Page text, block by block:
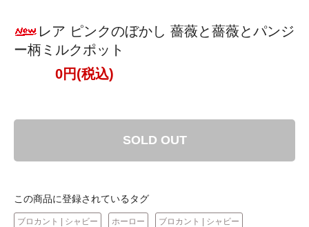
レア ピンクのぼかし 薔薇と薔薇とパンジ
ー柄ミルクポット
0円(税込)
SOLD OUT
この商品に登録されているタグ
ブロカント | シャビー ホーロー ブロカント | シャビー